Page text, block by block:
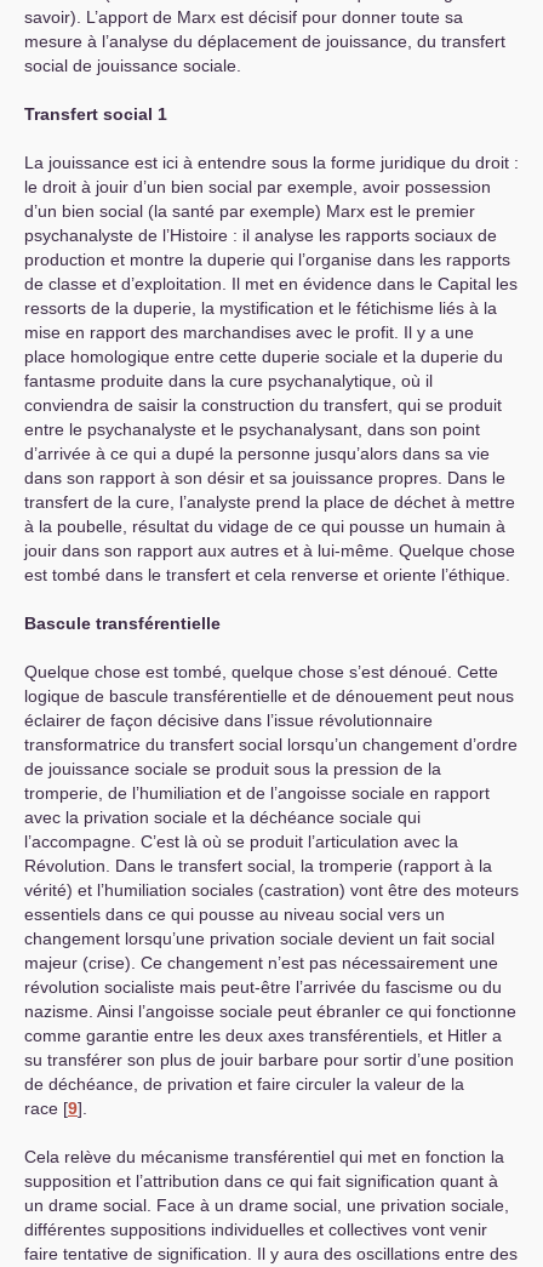
savoir). L’apport de Marx est décisif pour donner toute sa
mesure à l’analyse du déplacement de jouissance, du transfert
social de jouissance sociale.
Transfert social 1
La jouissance est ici à entendre sous la forme juridique du droit :
le droit à jouir d’un bien social par exemple, avoir possession
d’un bien social (la santé par exemple) Marx est le premier
psychanalyste de l’Histoire : il analyse les rapports sociaux de
production et montre la duperie qui l’organise dans les rapports
de classe et d’exploitation. Il met en évidence dans le Capital les
ressorts de la duperie, la mystification et le fétichisme liés à la
mise en rapport des marchandises avec le profit. Il y a une
place homologique entre cette duperie sociale et la duperie du
fantasme produite dans la cure psychanalytique, où il
conviendra de saisir la construction du transfert, qui se produit
entre le psychanalyste et le psychanalysant, dans son point
d’arrivée à ce qui a dupé la personne jusqu’alors dans sa vie
dans son rapport à son désir et sa jouissance propres. Dans le
transfert de la cure, l’analyste prend la place de déchet à mettre
à la poubelle, résultat du vidage de ce qui pousse un humain à
jouir dans son rapport aux autres et à lui-même. Quelque chose
est tombé dans le transfert et cela renverse et oriente l’éthique.
Bascule transférentielle
Quelque chose est tombé, quelque chose s’est dénoué. Cette
logique de bascule transférentielle et de dénouement peut nous
éclairer de façon décisive dans l’issue révolutionnaire
transformatrice du transfert social lorsqu’un changement d’ordre
de jouissance sociale se produit sous la pression de la
tromperie, de l’humiliation et de l’angoisse sociale en rapport
avec la privation sociale et la déchéance sociale qui
l’accompagne. C’est là où se produit l’articulation avec la
Révolution. Dans le transfert social, la tromperie (rapport à la
vérité) et l’humiliation sociales (castration) vont être des moteurs
essentiels dans ce qui pousse au niveau social vers un
changement lorsqu’une privation sociale devient un fait social
majeur (crise). Ce changement n’est pas nécessairement une
révolution socialiste mais peut-être l’arrivée du fascisme ou du
nazisme. Ainsi l’angoisse sociale peut ébranler ce qui fonctionne
comme garantie entre les deux axes transférentiels, et Hitler a
su transférer son plus de jouir barbare pour sortir d’une position
de déchéance, de privation et faire circuler la valeur de la
race [9]
Cela relève du mécanisme transférentiel qui met en fonction la
supposition et l’attribution dans ce qui fait signification quant à
un drame social. Face à un drame social, une privation sociale,
différentes suppositions individuelles et collectives vont venir
faire tentative de signification. Il y aura des oscillations entre des